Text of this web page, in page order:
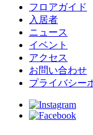
フロアガイド
入居者
ニュース
イベント
アクセス
お問い合わせ
プライバシー